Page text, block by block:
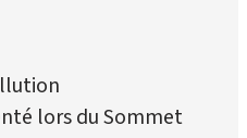
lors du Sommet